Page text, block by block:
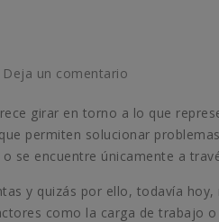
Deja un comentario
girar en torno a lo que
permiten solucionar
se encuentre únicamente a
y quizás por ello, todavía
como la carga de trabajo